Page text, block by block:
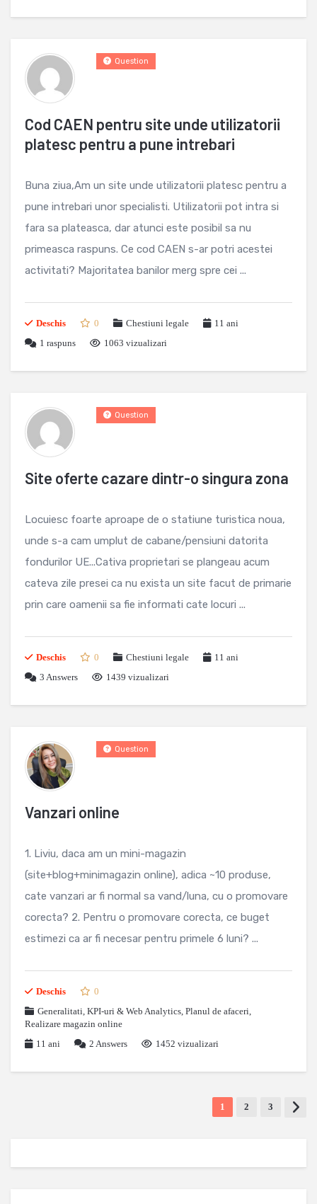
Cod CAEN pentru site unde utilizatorii
platesc pentru a pune intrebari
Question
Buna ziua,Am un site unde utilizatorii platesc pentru a
pune intrebari unor specialisti. Utilizatorii pot intra si
fara sa plateasca, dar atunci este posibil sa nu
primeasca raspuns. Ce cod CAEN s-ar potri acestei
activitati? Majoritatea banilor merg spre cei ...
Deschis 0 Chestiuni legale
11 ani
1 raspuns 1063 vizualizari
Site oferte cazare dintr-o singura zona
Question
Locuiesc foarte aproape de o statiune turistica noua,
unde s-a cam umplut de cabane/pensiuni datorita
fondurilor UE...Cativa proprietari se plangeau acum
cateva zile presei ca nu exista un site facut de primarie
prin care oamenii sa fie informati cate locuri ...
Deschis 0 Chestiuni legale
11 ani
3 Answers 1439 vizualizari
Vanzari online
Question
1. Liviu, daca am un mini-magazin
(site+blog+minimagazin online), adica ~10 produse,
cate vanzari ar fi normal sa vand/luna, cu o promovare
corecta? 2. Pentru o promovare corecta, ce buget
estimezi ca ar fi necesar pentru primele 6 luni? ...
Deschis
0
Generalitati, KPI-uri & Web Analytics, Planul de afaceri,
Realizare magazin online
11 ani
2 Answers 1452 vizualizari
1 2 3